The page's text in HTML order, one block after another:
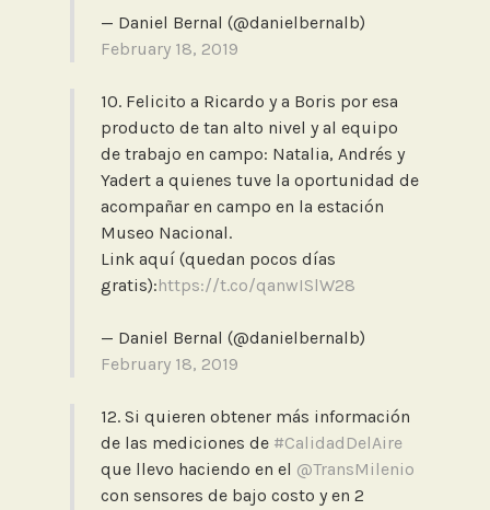
— Daniel Bernal (@danielbernalb)
February 18, 2019
10. Felicito a Ricardo y a Boris por esa
producto de tan alto nivel y al equipo
de trabajo en campo: Natalia, Andrés y
Yadert a quienes tuve la oportunidad de
acompañar en campo en la estación
Museo Nacional.
Link aquí (quedan pocos días
gratis):https://t.co/qanwISlW28
— Daniel Bernal (@danielbernalb)
February 18, 2019
12. Si quieren obtener más información
de las mediciones de #CalidadDelAire
que llevo haciendo en el @TransMilenio
con sensores de bajo costo y en 2